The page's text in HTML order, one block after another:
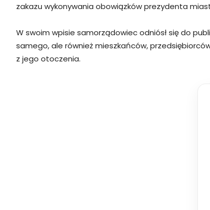
zakazu wykonywania obowiązków prezydenta
W swoim wpisie samorządowiec odniósł się do
samego, ale również mieszkańców,
z jego otoczenia.